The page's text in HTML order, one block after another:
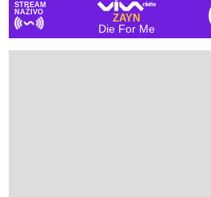
STREAM
NAŽIVO
ZAYN
Die For Me